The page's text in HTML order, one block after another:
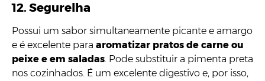
12. Segurelha
Possui um sabor simultaneamente picante e amargo
e é excelente para aromatizar pratos de carne ou
peixe e em saladas. Pode substituir a pimenta preta
nos cozinhados. É um excelente digestivo e, por isso,